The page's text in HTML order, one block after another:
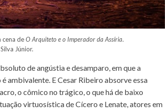
cena deO Arquiteto e o Imperador da Assíria.
Júnior.
de angústia e desamparo, em que a
ambivalente. E Cesar Ribeiro absorve essa
o cômico no trágico, o que há de baixo
virtuosística de Cícero e Lenate, atores em